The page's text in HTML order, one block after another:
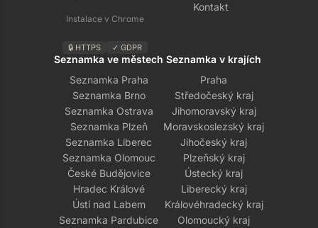
Instalace v Chrome
🔒 HTTPS ✓ GDPR
Kontakt
Seznamka ve městech
Seznamka Praha
Seznamka Brno
Seznamka Ostrava
Seznamka Plzeň
Seznamka Liberec
Seznamka Olomouc
České Budějovice
Hradec Králové
Ústí nad Labem
Seznamka Pardubice
Seznamka v krajích
Praha
Středočeský kraj
Jihomoravský kraj
Moravskoslezský kraj
Jihočeský kraj
Plzeňský kraj
Ústecký kraj
Liberecký kraj
Královéhradecký kraj
Olomoucký kraj